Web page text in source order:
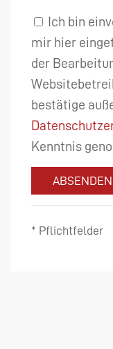
Ich bin
mir hier
der
bestätige
Kenntnis
ABSENDEN
* Pflichtfelder